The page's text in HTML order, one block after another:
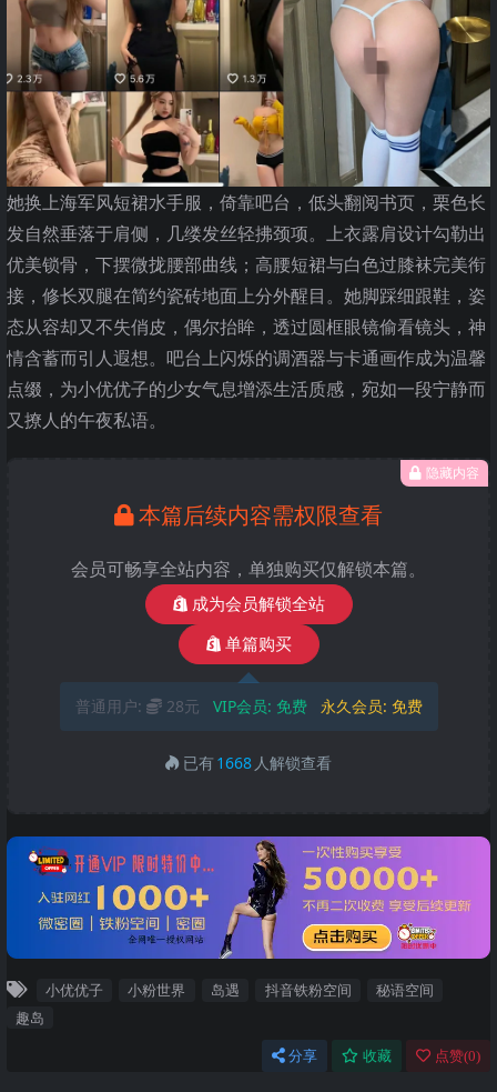
她换上海军风短裙水手服，倚靠吧台，低头翻阅书页，栗色长
发自然垂落于肩侧，几缕发丝轻拂颈项。上衣露肩设计勾勒出
优美锁骨，下摆微拢腰部曲线；高腰短裙与白色过膝袜完美衔
接，修长双腿在简约瓷砖地面上分外醒目。她脚踩细跟鞋，姿
态从容却又不失俏皮，偶尔抬眸，透过圆框眼镜偷看镜头，神
情含蓄而引人遐想。吧台上闪烁的调酒器与卡通画作成为温馨
点缀，为小优优子的少女气息增添生活质感，宛如一段宁静而
又撩人的午夜私语。
隐藏内容
本篇后续内容需权限查看
会员可畅享全站内容，单独购买仅解锁本篇。
成为会员解锁全站
单篇购买
普通用户: 28元 VIP会员: 免费 永久会员: 免费
已有1668 人解锁查看
小优优子 小粉世界 岛遇 抖音铁粉空间
秘语空间
趣岛
分享 收藏 点赞(0)